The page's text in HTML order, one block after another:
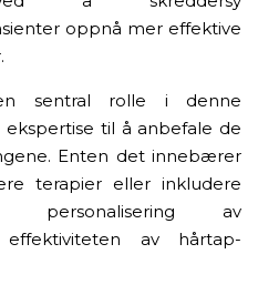
oppnå mer effektive
sentral rolle i denne
til å anbefale de
Enten det innebærer
terapier eller inkludere
personalisering av
effektiviteten av hårtap-